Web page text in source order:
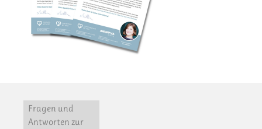
Fragen und
Antworten zur